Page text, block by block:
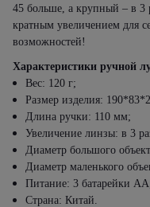
45 больше, а крупный – в 3
кратным увеличением для
возможностей!
Характеристики ручной
Вес: 120 г;
Размер изделия:
Длина ручки: 110 мм;
Увеличение линзы: в 3
Диаметр большого
Диаметр маленького
Питание: 3 батарейки
Страна: Китай.